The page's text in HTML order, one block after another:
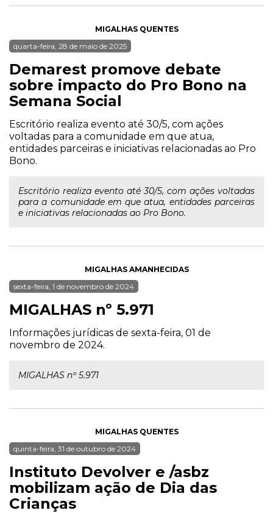
MIGALHAS QUENTES
quarta-feira, 28 de maio de 2025
Demarest promove debate
sobre impacto do Pro Bono na
Semana Social
Escritório realiza evento até 30/5, com ações
voltadas para a comunidade em que atua,
entidades parceiras e iniciativas relacionadas ao Pro
Bono.
Escritório realiza evento até 30/5, com ações voltadas
para a comunidade em que atua, entidades parceiras
e iniciativas relacionadas ao Pro Bono.
MIGALHAS AMANHECIDAS
sexta-feira, 1 de novembro de 2024
MIGALHAS nº 5.971
Informações jurídicas de sexta-feira, 01 de
novembro de 2024.
MIGALHAS nº 5.971
MIGALHAS QUENTES
quinta-feira, 31 de outubro de 2024
Instituto Devolver e /asbz
mobilizam ação de Dia das
Crianças